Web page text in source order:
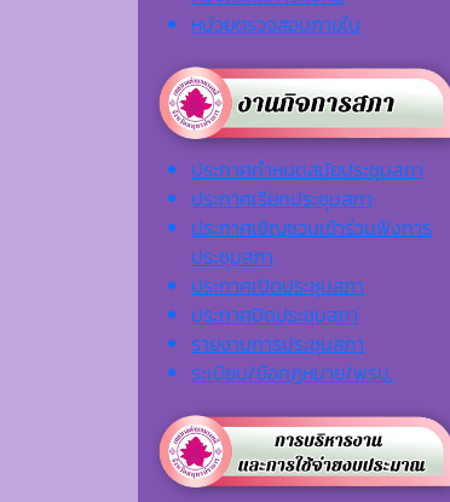
หน่วยตรวจสอบภายใน
ประกาศกำหนดสมัยประชุมสภา
ประกาศเรียกประชุมสภา
ประกาศเชิญชวนเข้าร่วมฟังการ
ประชุมสภา
ประกาศเปิดประชุมสภา
ประกาศปิดประชุมสภา
รายงานการประชุมสภา
ระเบียบ/ข้อกฎหมาย/พรบ.